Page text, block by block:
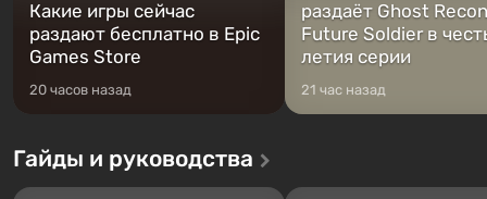
Какие игры сейчас
раздают бесплатно в Epic
Games Store
20 часов назад
раздаёт Ghost
Future Soldier в
летия серии
21 час назад
Гайды и руководства